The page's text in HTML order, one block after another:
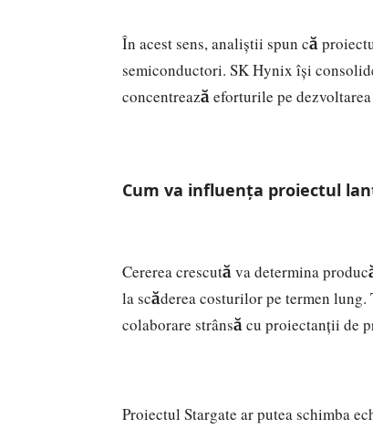
În acest sens, analiștii spun că
semiconductori. SK Hynix își
concentrează eforturile pe
Cum va influenţa proiectul
Cererea crescută va determina
la scăderea costurilor pe termen
colaborare strânsă cu proiectanții de
Proiectul Stargate ar putea schimba